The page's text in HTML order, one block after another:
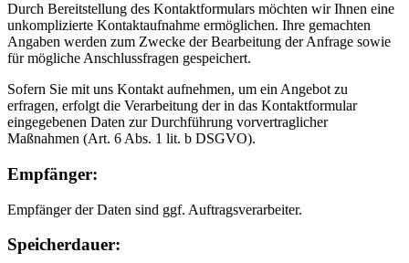
Durch Bereitstellung des Kontaktformulars möchten wir Ihnen eine
unkomplizierte Kontaktaufnahme ermöglichen. Ihre gemachten
Angaben werden zum Zwecke der Bearbeitung der Anfrage sowie
für mögliche Anschlussfragen gespeichert.
Sofern Sie mit uns Kontakt aufnehmen, um ein Angebot zu
erfragen, erfolgt die Verarbeitung der in das Kontaktformular
eingegebenen Daten zur Durchführung vorvertraglicher
Maßnahmen (Art. 6 Abs. 1 lit. b DSGVO).
Empfänger:
Empfänger der Daten sind ggf. Auftragsverarbeiter.
Speicherdauer: